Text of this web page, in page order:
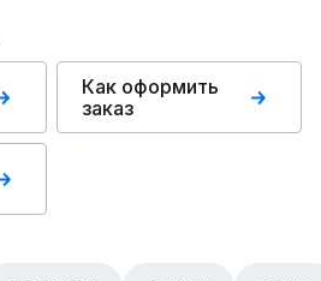
Как оформить
заказ